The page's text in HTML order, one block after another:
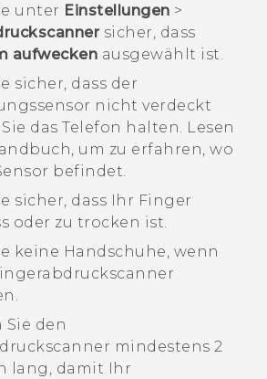
unter Einstellungen >
sicher, dass
aufwecken ausgewählt ist.
sicher, dass der
nicht verdeckt
das Telefon halten. Lesen
um zu erfahren, wo
befindet.
sicher, dass Ihr Finger
oder zu trocken ist.
keine Handschuhe, wenn
Sie den
mindestens 2
lang, damit Ihr